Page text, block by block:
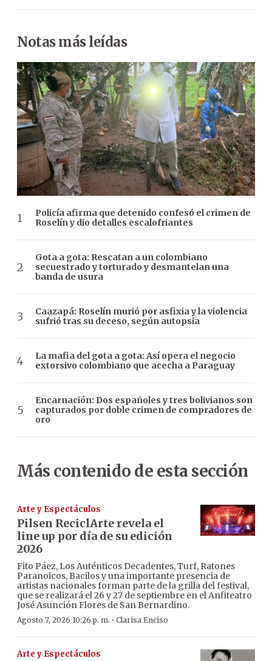
Notas más leídas
Policía afirma que detenido confesó el crimen de
Roselín y dio detalles escalofriantes
Gota a gota: Rescatan a un colombiano
secuestrado y torturado y desmantelan una
banda de usura
Caazapá: Roselín murió por asfixia y la violencia
sufrió tras su deceso, según autopsia
La mafia del gota a gota: Así opera el negocio
extorsivo colombiano que acecha a Paraguay
Encarnación: Dos españoles y tres bolivianos son
capturados por doble crimen de compradores de
oro
Más contenido de esta sección
Arte y Espectáculos
Pilsen ReciclArte revela el
line up por día de su edición
2026
Fito Páez, Los Auténticos Decadentes, Turf, Ratones
Paranoicos, Bacilos y una importante presencia de
artistas nacionales forman parte de la grilla del festival,
que se realizará el 26 y 27 de septiembre en el Anfiteatro
José Asunción Flores de San Bernardino.
Agosto 7, 2026 10:26 p. m. · Clarisa Enciso
Arte y Espectáculos